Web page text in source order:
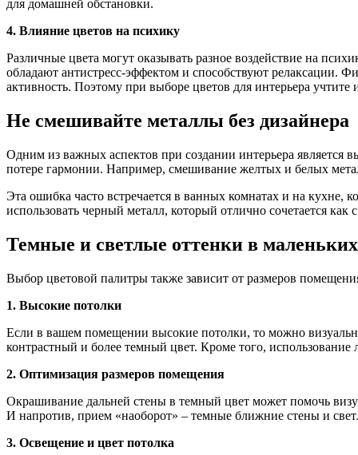
для домашней обстановки.
4. Влияние цветов на психику
Различные цвета могут оказывать разное воздействие на
обладают антистресс-эффектом и способствуют релаксации.
активность. Поэтому при выборе цветов для интерьера
Не смешивайте металлы без дизайнера
Одним из важных аспектов при создании интерьера является
потере гармонии. Например, смешивание желтых и белых
Эта ошибка часто встречается в ванных комнатах и на
использовать черный металл, который отлично сочетается
Темные и светлые оттенки в
Выбор цветовой палитры также зависит от размеров
1. Высокие потолки
Если в вашем помещении высокие потолки, то можно
контрастный и более темный цвет. Кроме того,
2. Оптимизация размеров помещения
Окрашивание дальней стены в темный цвет может помочь
И напротив, прием «наоборот» – темные ближние стены и
3. Освещение и цвет потолка